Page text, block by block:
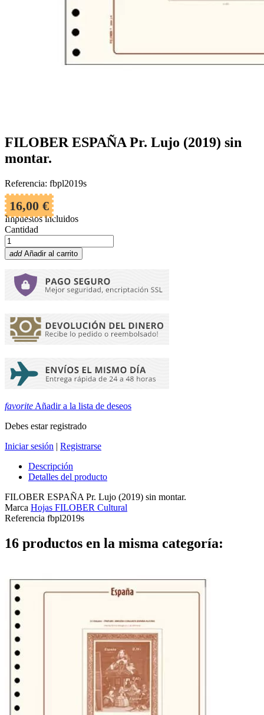
FILOBER ESPAÑA Pr. Lujo (2019) sin
montar.
Referencia: fbpl2019s
16,00 €
Impuestos incluidos
Cantidad
add Añadir al carrito
favorite Añadir a la lista de deseos
Debes estar registrado
Iniciar sesión | Registrarse
Descripción
Detalles del producto
FILOBER ESPAÑA Pr. Lujo (2019) sin montar.
Marca Hojas FILOBER Cultural
Referencia fbpl2019s
16 productos en la misma categoría: